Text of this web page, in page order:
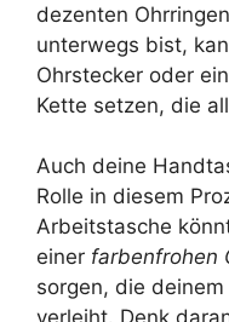
dezenten
unterwegs bist,
Ohrstecker oder
Kette setzen, die
Auch deine
Rolle in diesem
Arbeitstasche
einer farbenfrohen
sorgen, die